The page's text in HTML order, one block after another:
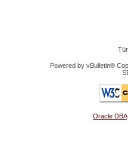
Powered by vBulletin®
Oracle DBA